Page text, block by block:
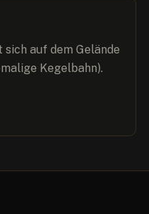
auf dem Gelände
Kegelbahn).